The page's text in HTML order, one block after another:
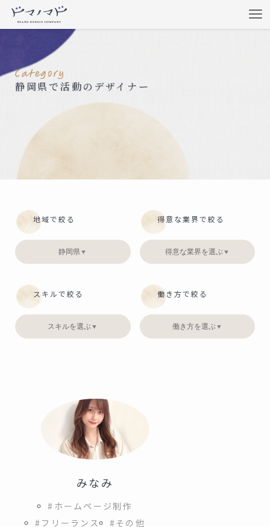
静岡県で活動のデザイナー
地域で絞る
静岡県 ▼
得意な業界で絞る
得意な業界を選ぶ ▼
スキルで絞る
スキルを選ぶ ▼
働き方で絞る
働き方を選ぶ ▼
みなみ
#ホームページ制作
#フリーランス
#その他